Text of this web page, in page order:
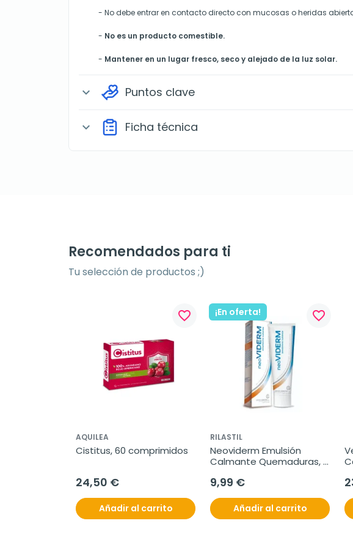
- No debe entrar en contacto directo con mucosas o heridas
- No es un producto comestible.
- Mantener en un lugar fresco, seco y alejado de la luz solar.
expand_more Puntos clave
expand_more Ficha técnica
Recomendados para ti
Tu selección de productos ;)
favorite_border
AQUILEA
Cistitus, 60 comprimidos
24,50 €
Añadir al carrito
¡En oferta! favorite_border
RILASTIL
Neoviderm Emulsión
Calmante Quemaduras,
9,99 €
Añadir al carrito